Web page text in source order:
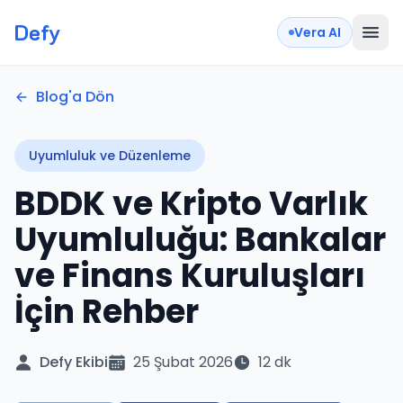
Defy Vera AI
Blog'a Dön
Uyumluluk ve Düzenleme
BDDK ve Kripto Varlık
Uyumluluğu: Bankalar
ve Finans Kuruluşları
İçin Rehber
Defy Ekibi 25 Şubat 2026 12 dk